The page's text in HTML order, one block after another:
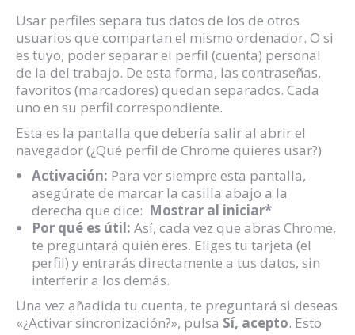
Usar perfiles separa tus datos de los de otros
usuarios que compartan el mismo ordenador. O si
es tuyo, poder separar el perfil (cuenta) personal
de la del trabajo. De esta forma, las contraseñas,
favoritos (marcadores) quedan separados. Cada
uno en su perfil correspondiente.
Esta es la pantalla que debería salir al abrir el
navegador (¿Qué perfil de Chrome quieres usar?)
Activación: Para ver siempre esta pantalla,
asegúrate de marcar la casilla abajo a la
derecha que dice: Mostrar al iniciar*
Por qué es útil: Así, cada vez que abras Chrome,
te preguntará quién eres. Eliges tu tarjeta (el
perfil) y entrarás directamente a tus datos, sin
interferir a los demás.
Una vez añadida tu cuenta, te preguntará si deseas
«¿Activar sincronización?», pulsa Sí, acepto. Esto